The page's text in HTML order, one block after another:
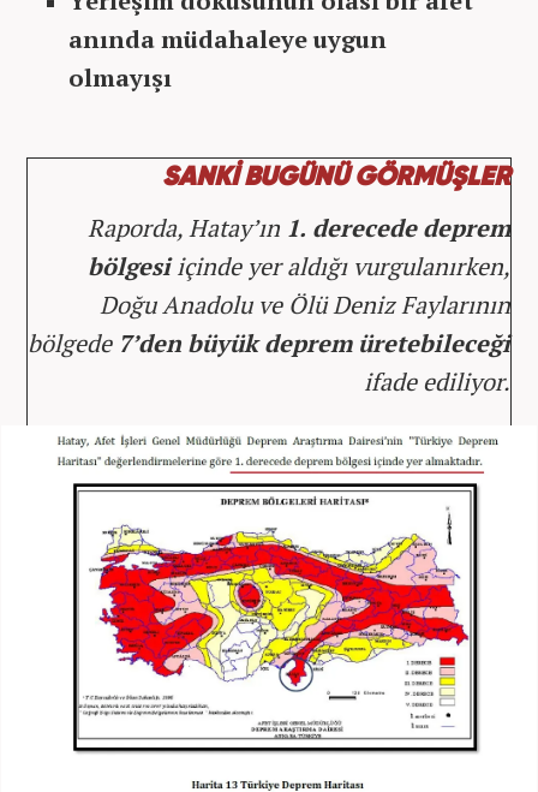
anında müdahaleye uygun
olmayışı
SANKİ BUGÜNÜ GÖRMÜŞLER
Raporda, Hatay’ın 1. derecede deprem
bölgesiiçinde yer aldığı vurgulanırken,
Doğu Anadolu ve Ölü Deniz Faylarının
bölgede 7’den büyük deprem üretebileceği
ifade ediliyor.